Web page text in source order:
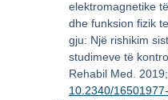
elektromagnetike
dhe funksion fizik
gju: Një rishikim
studimeve të
Rehabil Med.
10.2340/